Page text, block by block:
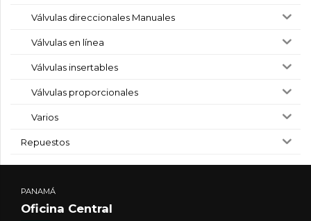
Válvulas direccionales Manuales
Válvulas en línea
Válvulas insertables
Válvulas proporcionales
Varios
Repuestos
PANAMÁ
Oficina Central